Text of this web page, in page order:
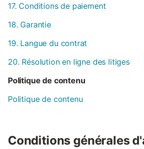
17. Conditions de paiement
18. Garantie
19. Langue du contrat
20. Résolution en ligne des litiges
Politique de contenu
Politique de contenu
Conditions générales